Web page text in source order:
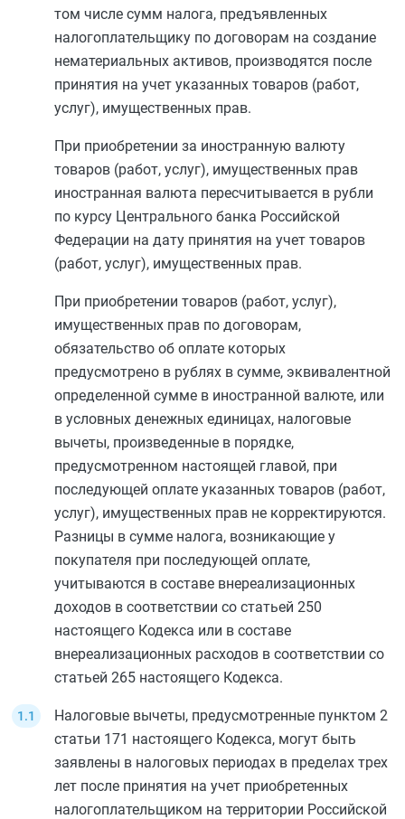
том числе сумм налога, предъявленных
налогоплательщику по договорам на создание
нематериальных активов, производятся после
принятия на учет указанных товаров (работ,
услуг), имущественных прав.
При приобретении за иностранную валюту
товаров (работ, услуг), имущественных прав
иностранная валюта пересчитывается в рубли
по курсу Центрального банка Российской
Федерации на дату принятия на учет товаров
(работ, услуг), имущественных прав.
При приобретении товаров (работ, услуг),
имущественных прав по договорам,
обязательство об оплате которых
предусмотрено в рублях в сумме, эквивалентной
определенной сумме в иностранной валюте, или
в условных денежных единицах, налоговые
вычеты, произведенные в порядке,
предусмотренном настоящей главой, при
последующей оплате указанных товаров (работ,
услуг), имущественных прав не корректируются.
Разницы в сумме налога, возникающие у
покупателя при последующей оплате,
учитываются в составе внереализационных
доходов в соответствии со статьей 250
настоящего Кодекса или в составе
внереализационных расходов в соответствии со
статьей 265 настоящего Кодекса.
Налоговые вычеты, предусмотренные пунктом 2
статьи 171 настоящего Кодекса, могут быть
заявлены в налоговых периодах в пределах трех
лет после принятия на учет приобретенных
налогоплательщиком на территории Российской